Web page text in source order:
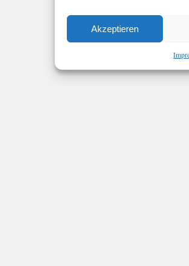
Akzeptieren